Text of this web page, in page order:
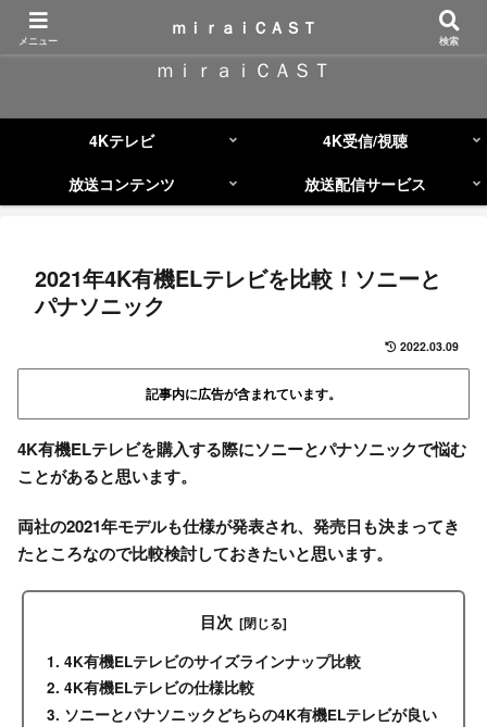
コンテンツへスキップ
ｍｉｒａｉＣＡＳＴ
4Kテレビ
4K受信/視聴
放送コンテンツ
放送配信サービス
2021年4K有機ELテレビを比較！ソニーと
パナソニック
2022.03.09
記事内に広告が含まれています。
4K有機ELテレビを購入する際にソニーとパナソニックで悩む
ことがあると思います。
両社の2021年モデルも仕様が発表され、発売日も決まってき
たところなので比較検討しておきたいと思います。
目次
4K有機ELテレビのサイズラインナップ比較
4K有機ELテレビの仕様比較
ソニーとパナソニックどちらの4K有機ELテレビが良い
メニュー
ｍｉｒａｉＣＡＳＴ
検索